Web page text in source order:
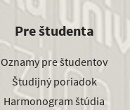
Pre študenta
Oznamy pre študentov
Študijný poriadok
Harmonogram štúdia